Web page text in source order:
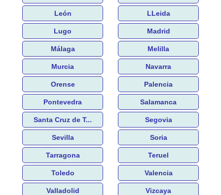
León LLeida
Lugo Madrid
Málaga Melilla
Murcia Navarra
Orense Palencia
Pontevedra Salamanca
Santa Cruz de T... Segovia
Sevilla Soria
Tarragona Teruel
Toledo Valencia
Valladolid Vizcaya